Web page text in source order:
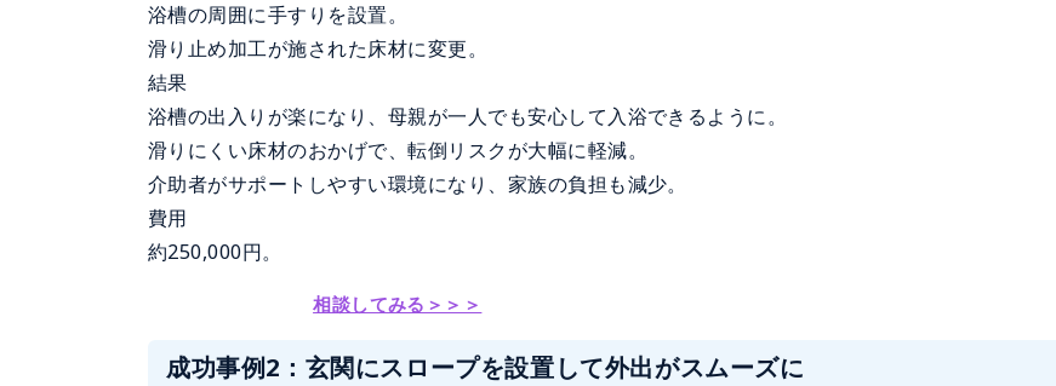
浴槽の周囲に手すりを設置。
滑り止め加工が施された床材に変更。
結果
浴槽の出入りが楽になり、母親が一人でも安心して入浴できるように。
滑りにくい床材のおかげで、転倒リスクが大幅に軽減。
介助者がサポートしやすい環境になり、家族の負担も減少。
費用
約250,000円。
相談してみる＞＞＞
成功事例2：玄関にスロープを設置して外出がスムーズに